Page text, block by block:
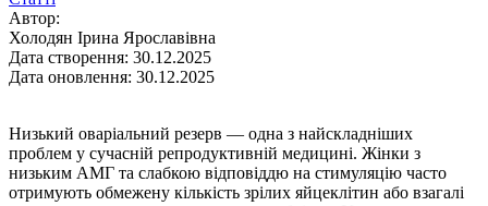
Автор:
Холодян Ірина Ярославівна
Дата створення: 30.12.2025
Дата оновлення: 30.12.2025
Низький оваріальний резерв — одна з найскладніших
проблем у сучасній репродуктивній медицині. Жінки з
низьким АМГ та слабкою відповіддю на стимуляцію часто
отримують обмежену кількість зрілих яйцеклітин або взагалі